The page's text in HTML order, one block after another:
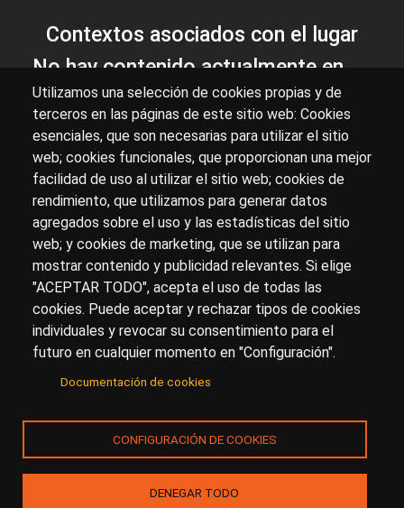
Contextos asociados con el lugar
No hay contenido actualmente en
Contextos relacionados con
Sobre artehistoria.com
Para ponerte en contacto con nosotros, escríbenos en
el formulario decontacto
Accesibilidad
Aviso Legal Privacidad
Utilizamos una selección de cookies propias y de
terceros en las páginas de este sitio web: Cookies
esenciales, que son necesarias para utilizar el sitio
web; cookies funcionales, que proporcionan una mejor
facilidad de uso al utilizar el sitio web; cookies de
rendimiento, que utilizamos para generar datos
agregados sobre el uso y las estadísticas del sitio
web; y cookies de marketing, que se utilizan para
mostrar contenido y publicidad relevantes. Si elige
"ACEPTAR TODO", acepta el uso de todas las
cookies. Puede aceptar y rechazar tipos de cookies
individuales y revocar su consentimiento para el
futuro en cualquier momento en "Configuración".
Documentación de cookies
CONFIGURACIÓN DE COOKIES
DENEGAR TODO
© Copyright 2017.arteHistoria&Toools, S.Lo sus
licenciantes son los propietarios de todos los derechos
de propiedad intelectual e industrial de:
(a) este sitio web publicado bajo el dominio
(b) todo el material publicado en artehistoria.com
(incluyendo, sin limitación, textos, imágenes, fotografías,
dibujos, música, marcas o logotipos, estructura y diseño
de la composición de cada una de las páginas
individuales que componen la totalidad del sitio,